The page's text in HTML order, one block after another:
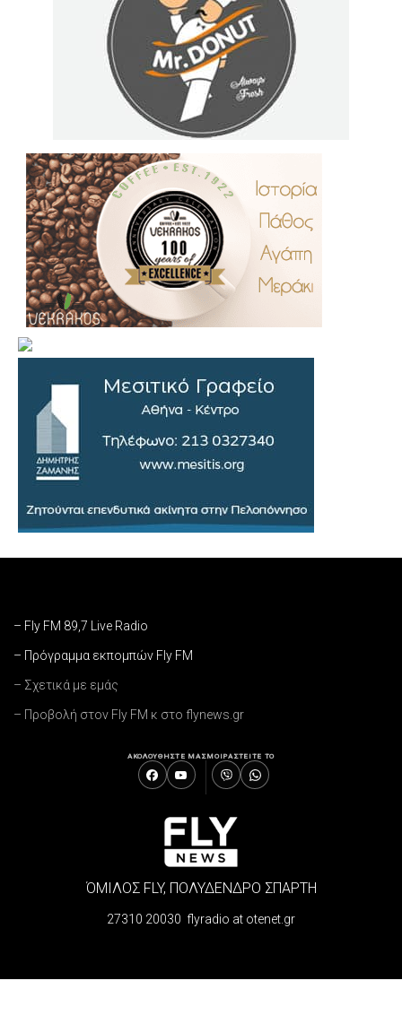
– Fly FM 89,7 Live Radio
– Πρόγραμμα εκπομπών Fly FM
– Σχετικά με εμάς
– Προβολή στον Fly FM κ στο flynews.gr
ΑΚΟΛΟΥΘΗΣΤΕ ΜΑΣΜΟΙΡΑΣΤΕΙΤΕ ΤΟ
ΌΜΙΛΟΣ FLY, ΠΟΛΥΔΕΝΔΡΟ ΣΠΑΡΤΗ
27310 20030 flyradio at otenet.gr